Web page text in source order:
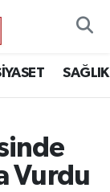
SAĞLIK
Vurdu